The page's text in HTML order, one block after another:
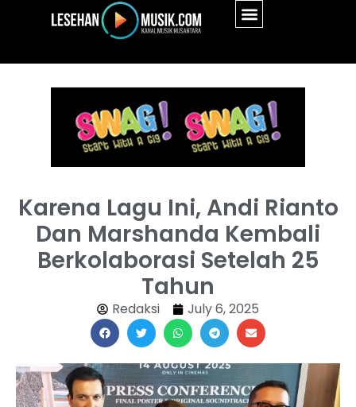
Karena Lagu Ini, Andi Rianto
Dan Marshanda Kembali
Berkolaborasi Setelah 25
Tahun
Redaksi July 6, 2025